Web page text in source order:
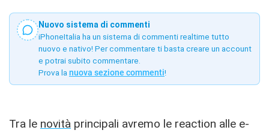
Nuovo sistema di commenti
iPhoneItalia ha un sistema di commenti realtime tutto
nuovo e nativo! Per commentare ti basta creare un account
e potrai subito commentare.
Prova la nuova sezione commenti!
Tra le novità principali avremo le reaction alle e-